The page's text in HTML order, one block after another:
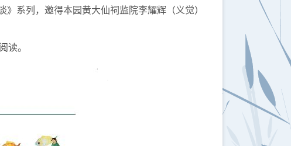
系列，邀得本园黄大仙祠监院李耀辉（义觉）
。